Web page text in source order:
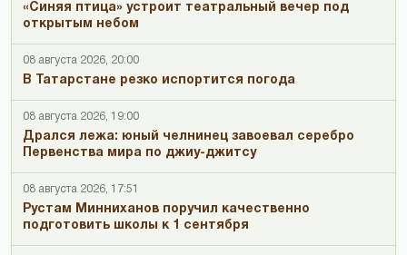
«Синяя птица» устроит театральный вечер под
открытым небом
08 августа 2026, 20:00
В Татарстане резко испортится погода
08 августа 2026, 19:00
Дрался лежа: юный челнинец завоевал серебро
Первенства мира по джиу-джитсу
08 августа 2026, 17:51
Рустам Минниханов поручил качественно
подготовить школы к 1 сентября